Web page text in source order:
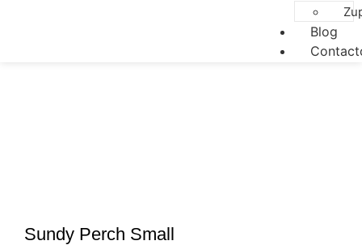
Blog
Sundy Perch Small